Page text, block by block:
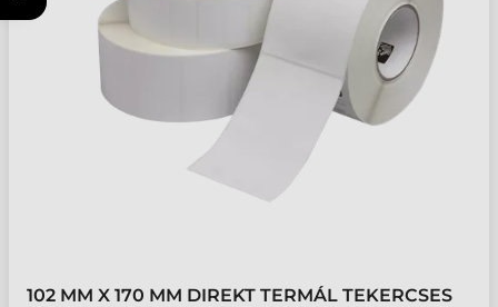
102 MM X 170 MM DIREKT TERMÁL TEKERCSES